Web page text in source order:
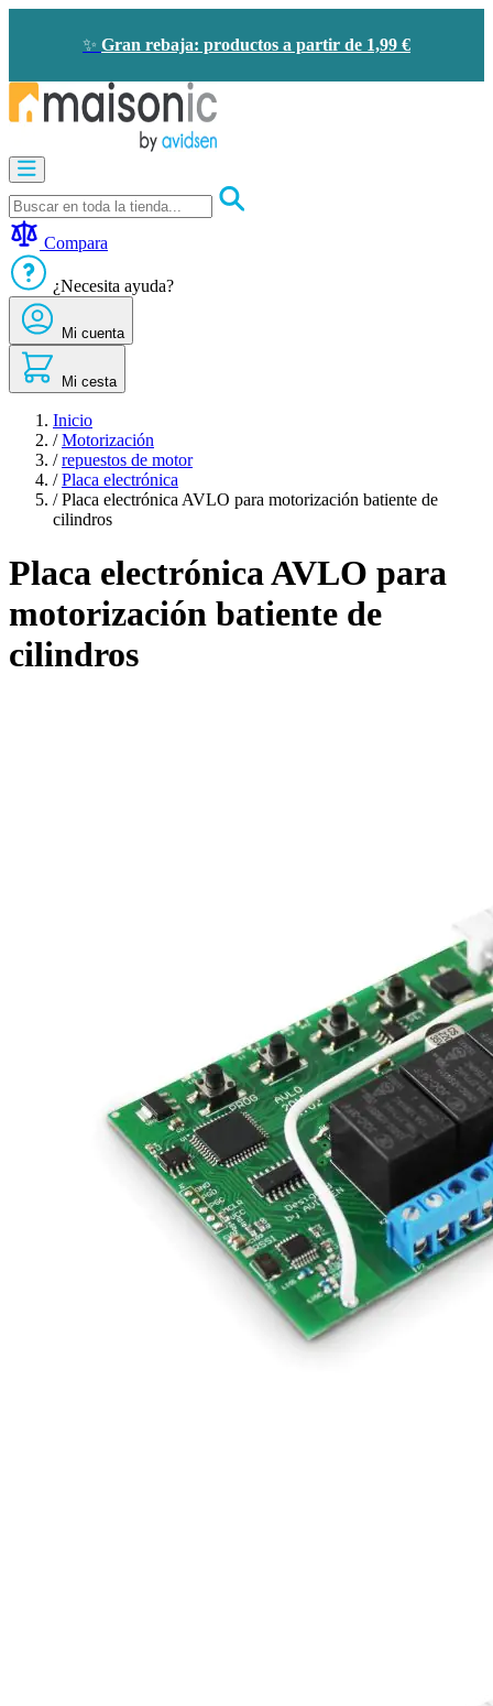
✨ Gran rebaja: productos a partir de 1,99 €
Audioporteros
y
videoporteros
-
ahorro
de
energía
Seguridad
Confort
Oportunidades
Compara
¿Necesita ayuda?
Mi cuenta
Mi cesta
Inicio
/ Motorización
/ repuestos de motor
/ Placa electrónica
/ Placa electrónica AVLO para motorización batiente de
cilindros
Placa electrónica AVLO para
motorización batiente de
cilindros